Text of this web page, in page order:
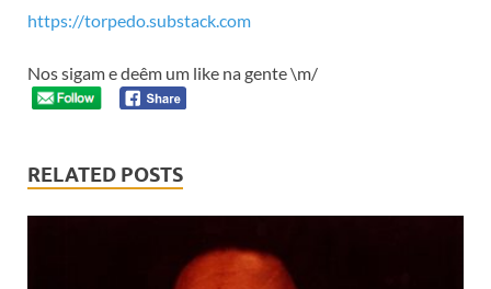
https://torpedo.substack.com
Nos sigam e deêm um like na gente \m/
RELATED POSTS